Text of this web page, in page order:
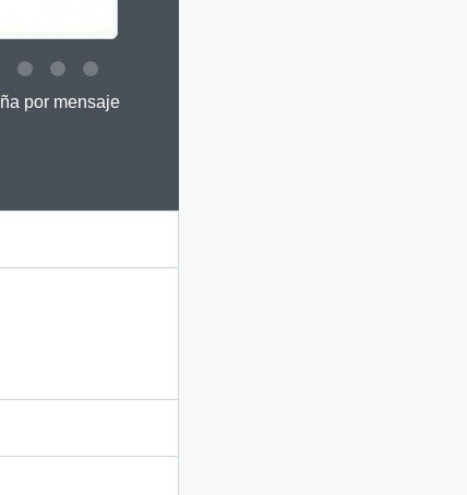
digital object. Advancing the carousel above will update
por mensaje